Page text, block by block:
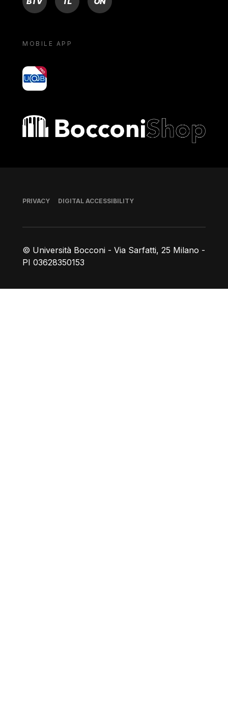
MOBILE APP
yoU@B
Bocconi shop
© Università Bocconi - Via Sarfatti, 25 Milano -
PI 03628350153
Footer
PRIVACY DIGITAL ACCESSIBILITY